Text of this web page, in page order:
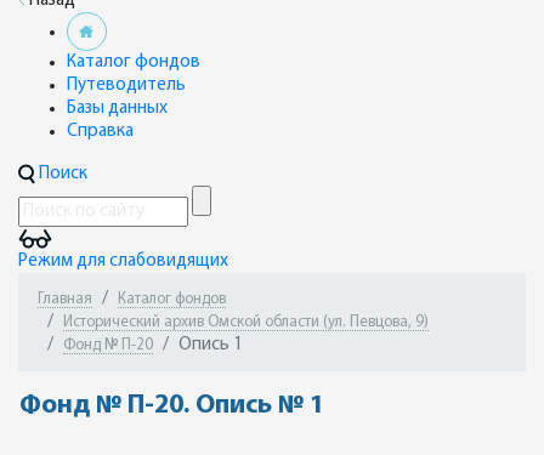
Каталог фондов
Путеводитель
Базы данных
Справка
Поиск
Режим для слабовидящих
Главная
Каталог фондов
Исторический архив Омской области (ул. Певцова, 9)
Фонд № П-20
Опись 1
Фонд № П-20. Опись № 1